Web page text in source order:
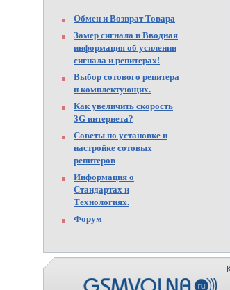
Обмен и Возврат Товара
Замер сигнала и Вводная
информация об усилении
сигнала и репитерах!
Выбор сотового репитера
и комплектующих.
Как увеличить скорость
3G интернета?
Советы по установке и
настройке сотовых
репитеров
Информация о
Стандартах и
Технологиях.
Форум